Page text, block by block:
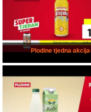
Plodine tjedna akcija